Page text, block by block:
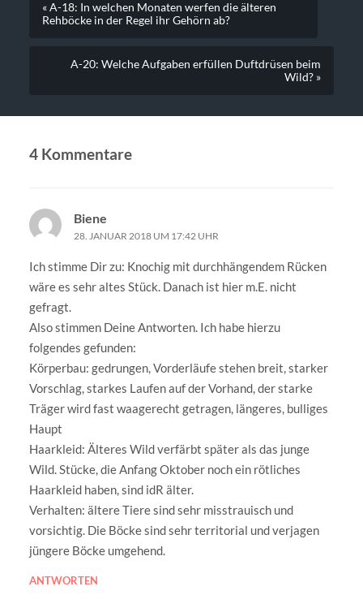
« A-18: In welchen Monaten werfen die älteren
Rehböcke in der Regel ihr Gehörn ab?
A-20: Welche Aufgaben erfüllen Duftdrüsen beim
Wild? »
4 Kommentare
Biene
28. JANUAR 2018 UM 17:42 UHR
Ich stimme Dir zu: Knochig mit durchhängendem Rücken
wäre es sehr altes Stück. Danach ist hier m.E. nicht
gefragt.
Also stimmen Deine Antworten. Ich habe hierzu
folgendes gefunden:
Körperbau: gedrungen, Vorderläufe stehen breit, starker
Vorschlag, starkes Laufen auf der Vorhand, der starke
Träger wird fast waagerecht getragen, längeres, bulliges
Haupt
Haarkleid: Älteres Wild verfärbt später als das junge
Wild. Stücke, die Anfang Oktober noch ein rötliches
Haarkleid haben, sind idR älter.
Verhalten: ältere Tiere sind sehr misstrauisch und
vorsichtig. Die Böcke sind sehr territorial und verjagen
jüngere Böcke umgehend.
ANTWORTEN